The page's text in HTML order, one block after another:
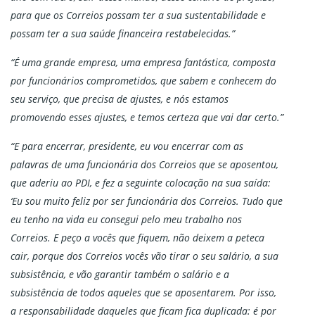
para que os Correios possam ter a sua sustentabilidade e
possam ter a sua saúde financeira restabelecidas.”
“É uma grande empresa, uma empresa fantástica, composta
por funcionários comprometidos, que sabem e conhecem do
seu serviço, que precisa de ajustes, e nós estamos
promovendo esses ajustes, e temos certeza que vai dar certo.”
“E para encerrar, presidente, eu vou encerrar com as
palavras de uma funcionária dos Correios que se aposentou,
que aderiu ao PDI, e fez a seguinte colocação na sua saída:
‘Eu sou muito feliz por ser funcionária dos Correios. Tudo que
eu tenho na vida eu consegui pelo meu trabalho nos
Correios. E peço a vocês que fiquem, não deixem a peteca
cair, porque dos Correios vocês vão tirar o seu salário, a sua
subsistência, e vão garantir também o salário e a
subsistência de todos aqueles que se aposentarem. Por isso,
a responsabilidade daqueles que ficam fica duplicada: é por